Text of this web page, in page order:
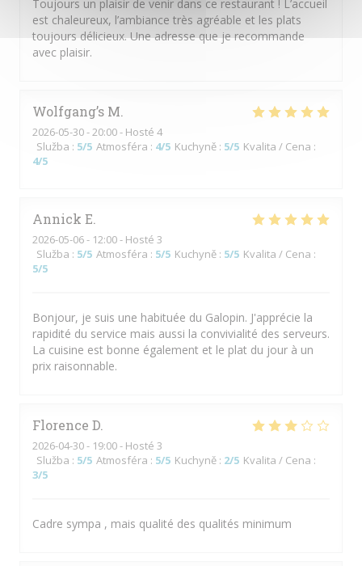
Toujours un plaisir de venir dans ce restaurant ! L’accueil
est chaleureux, l’ambiance très agréable et les plats
toujours délicieux. Une adresse que je recommande
avec plaisir.
Wolfgang’s M
2026-05-30- 20:00 - Hosté 4
Služba : 5/5 Atmosféra : 4/5 Kuchyně : 5/5 Kvalita / Cena :
4/5
Annick E
2026-05-06- 12:00 - Hosté 3
Služba : 5/5 Atmosféra : 5/5 Kuchyně : 5/5 Kvalita / Cena :
5/5
Bonjour, je suis une habituée du Galopin. J'apprécie la
rapidité du service mais aussi la convivialité des serveurs.
La cuisine est bonne également et le plat du jour à un
prix raisonnable.
Florence D
2026-04-30- 19:00 - Hosté 3
Služba : 5/5 Atmosféra : 5/5 Kuchyně : 2/5 Kvalita / Cena :
3/5
Cadre sympa , mais qualité des qualités minimum